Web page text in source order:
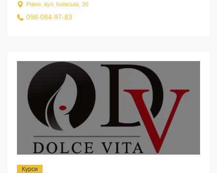
Рівне, вул. Київська, 36
098-084-97-83
Курси